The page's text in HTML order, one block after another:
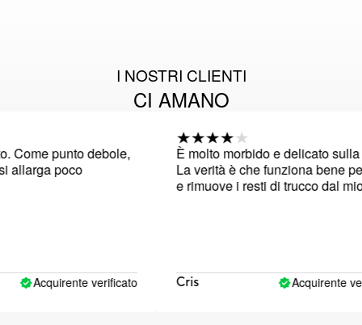
I NOSTRI CLIENTI
CI AMANO
punto debole,
poco
Acquirente verificato
È molto morbido e delicato sulla
La verità è che funziona bene per
e rimuove i resti di trucco dal mio
Cris Acquirente